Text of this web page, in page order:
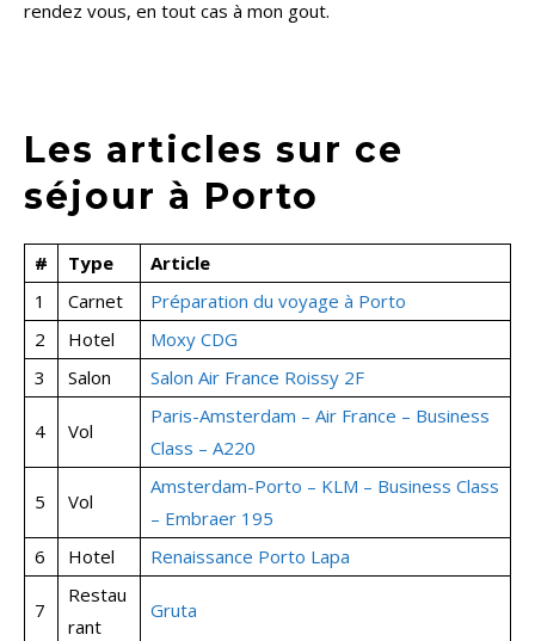
rendez vous, en tout cas à mon gout.
Les articles sur ce
séjour à Porto
# Type
Article
1
Carnet
Préparation du voyage à Porto
2
Hotel
Moxy CDG
3
Salon Salon Air France Roissy 2F
4 Vol
Paris-Amsterdam – Air France – Business
Class – A220
5 Vol
Amsterdam-Porto – KLM – Business Class
– Embraer 195
6
Hotel Renaissance Porto Lapa
7
Restau
rant
Gruta